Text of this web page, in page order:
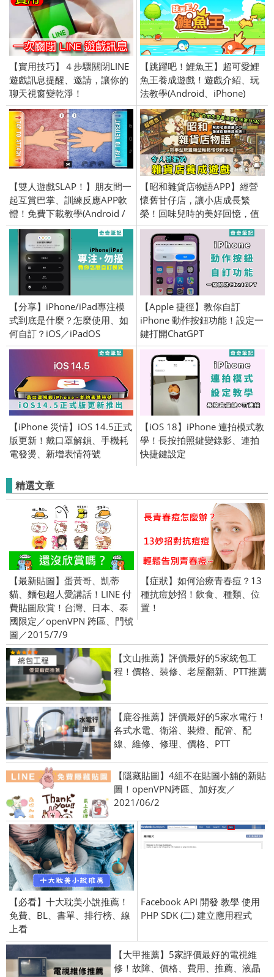
【實用技巧】４步驟關閉LINE
遊戲訊息提醒、邀請，讓你的
聊天視窗變乾淨！
【跳躍吧！鯉魚王】超可愛鯉
魚王養成遊戲！遊戲介紹、玩
法教學(Android、iPhone)
【雙人遊戲SLAP！】朋友間一
起互賞巴掌、訓練反應APP軟
體！免費下載教學(Android /
iOS iPhone)
【昭和雜貨店物語APP】經營
懷舊甘仔店，讓小店成長繁
榮！回味兒時的美好回憶，值
得下載的好遊戲。(Android／
iPhone iOS)
【分享】iPhone/iPad專注模
式到底是什麼？怎麼使用、如
何自訂？iOS／iPadOS
【Apple 捷徑】教你自訂
iPhone 動作按鈕功能！設定一
鍵打開ChatGPT
【iPhone 災情】iOS 14.5正式
版更新！戴口罩解鎖、手機耗
電發燙、新增表情符號
【iOS 18】iPhone 連拍模式教
學！長按拍照鍵變錄影、連拍
快捷鍵設定
精選文章
【最新貼圖】蛋黃哥、凱蒂
貓、麵包超人愛講話！LINE 付
費貼圖欣賞！台灣、日本、泰
國限定／openVPN 跨區、門號
圖／2015/7/9
【症狀】如何治療青春痘？13
種抗痘妙招！飲食、種類、位
置！
【文山推薦】評價最好的5家統包工
程！價格、裝修、老屋翻新、PTT推薦
【鹿谷推薦】評價最好的5家水電行！
各式水電、衛浴、裝燈、配管、配
線、維修、修理、價格、PTT
【隱藏貼圖】4組不在貼圖小舖的新貼
圖！openVPN跨區、加好友／
2021/06/2
【必看】十大耽美小說推薦！
免費、BL、書單、排行榜、線
上看
Facebook API 開發 教學 使用
PHP SDK (二) 建立應用程式
【大甲推薦】5家評價最好的電視維
修！故障、價格、費用、推薦、液晶